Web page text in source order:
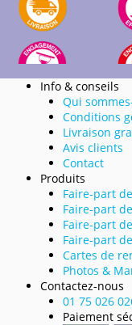
Info & conseils
Qui
Conditions
Livraison
Avis clients
Contact
Produits
Faire-part
Faire-part
Faire-part
Faire-part
Cartes de
Photos &
Contactez-nous
01 75 026
Paiement